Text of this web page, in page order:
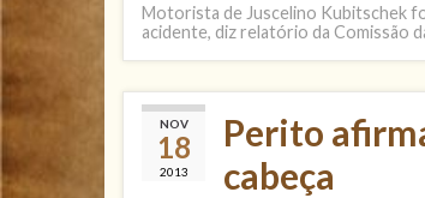
Motorista de Juscelino Kubitschek
acidente, diz relatório da Comissão
NOV
18
2013
Perito
cabeça